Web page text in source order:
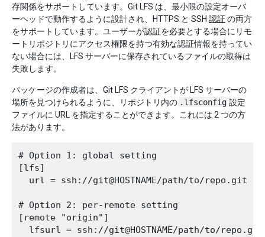
存関係をサポートしています。Git LFS は、最小限の設定オーバ
ーヘッドで動作するように設計され、HTTPS と SSH 認証の両方
をサポートしています。ユーザーが認証を必要とする場合にリモ
ートリポジトリにアクセス権限を持つ有効な認証情報を持ってい
ない場合には、LFS サーバーに保存されているファイルの取得は
失敗します。
パッケージの作成者は、Git LFS クライアントが LFS サーバーの
場所を見つけられるように、リポジトリ内の .lfsconfig 設定
ファイルに URL を指定することができます。これには 2 つの方
法があります。
# Option 1: global setting
[lfs]
  url = ssh://git@HOSTNAME/path/to/repo.git
# Option 2: per-remote setting
[remote "origin"]